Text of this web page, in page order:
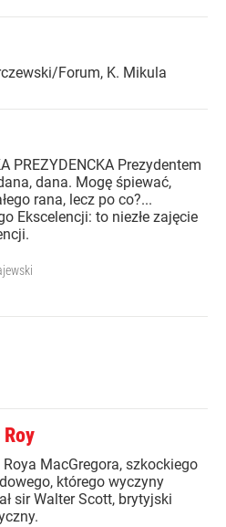
Forum, K. Mikula
PREZYDENCKA Prezydentem
dana. Mogę śpiewać,
rana, lecz po co?...
Ekscelencji: to niezłe zajęcie
Roya MacGregora, szkockiego
którego wyczyny
sir Walter Scott, brytyjski